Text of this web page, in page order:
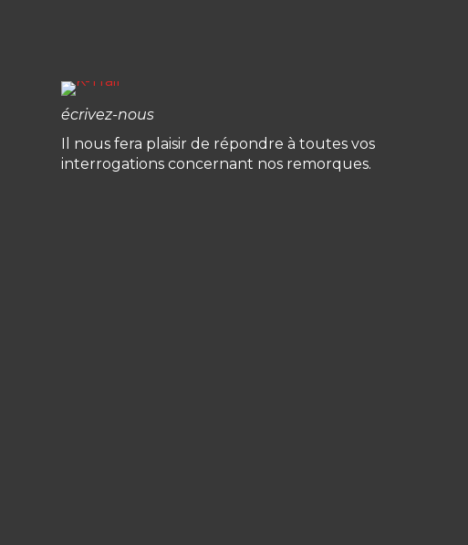
écrivez-nous
Il nous fera plaisir de répondre à toutes vos
interrogations concernant nos remorques.